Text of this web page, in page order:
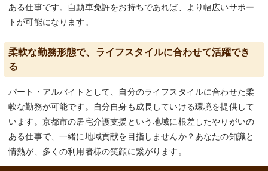
ある仕事です。自動車免許をお持ちであれば、より幅広いサポー
トが可能になります。
柔軟な勤務形態で、ライフスタイルに合わせて活躍でき
る
パート・アルバイトとして、自分のライフスタイルに合わせた柔
軟な勤務が可能です。自分自身も成長していける環境を提供して
います。京都市の居宅介護支援という地域に根差したやりがいの
ある仕事で、一緒に地域貢献を目指しませんか？あなたの知識と
情熱が、多くの利用者様の笑顔に繋がります。